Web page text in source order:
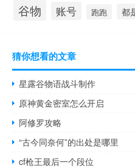
谷物 账号 跑跑 都
猜你想看的文章
星露谷物语战斗制作
原神黄金密室怎么开启
阿修罗攻略
“古今同奈何”的出处是哪里
cf枪王最后一个段位